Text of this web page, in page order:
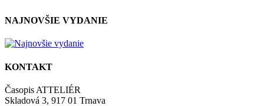
NAJNOVŠIE VYDANIE
KONTAKT
Časopis ATTELIÉR
Skladová 3, 917 01 Trnava